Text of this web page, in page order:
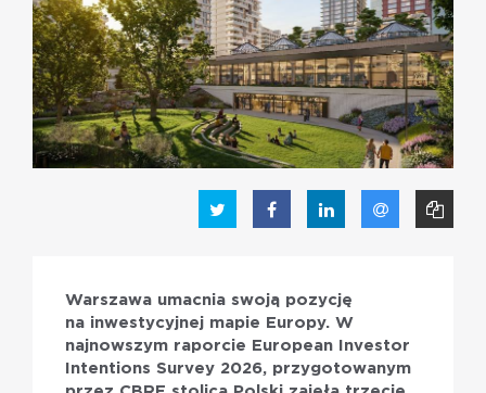
EN
Warszawa umacnia swoją pozycję
na inwestycyjnej mapie Europy. W
najnowszym raporcie European Investor
Intentions Survey 2026, przygotowanym